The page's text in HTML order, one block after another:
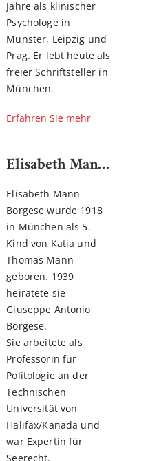
Jahre als klinischer
Psychologe in
Münster, Leipzig und
Prag. Er lebt heute als
freier Schriftsteller in
München.
Erfahren Sie mehr
Elisabeth Mann Borgese
Elisabeth Mann
Borgese wurde 1918
in München als 5.
Kind von Katia und
Thomas Mann
geboren. 1939
heiratete sie
Giuseppe Antonio
Borgese.
Sie arbeitete als
Professorin für
Politologie an der
Technischen
Universität von
Halifax/Kanada und
war Expertin für
Seerecht.